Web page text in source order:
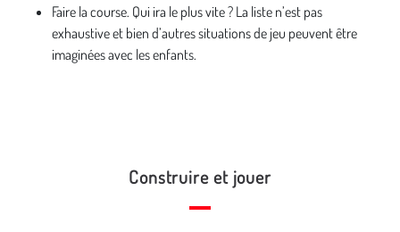
Faire la course. Qui ira le plus vite ? La liste n’est pas
exhaustive et bien d’autres situations de jeu peuvent être
imaginées avec les enfants.
Construire et jouer